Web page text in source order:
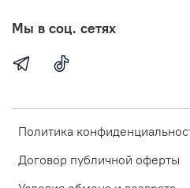
Политика
Договор публичной оферты
Мы в соц. сетях